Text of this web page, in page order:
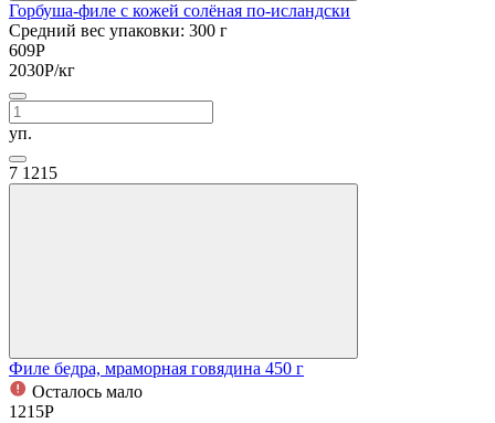
Горбуша-филе с кожей солёная по-исландски
Средний вес упаковки: 300 г
609Р
2030Р/кг
уп.
7 1215
Филе бедра, мраморная говядина 450 г
Осталось мало
1215Р